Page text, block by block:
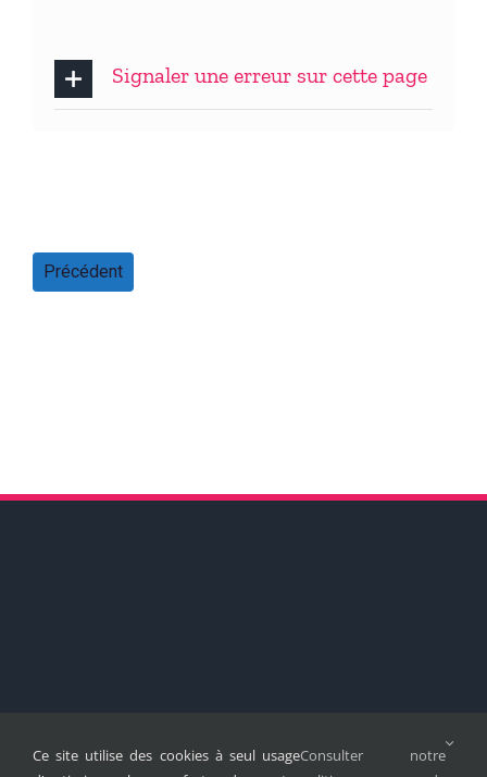
Signaler une erreur sur cette page
Précédent
Ce site utilise des cookies à seul usageConsulter notre